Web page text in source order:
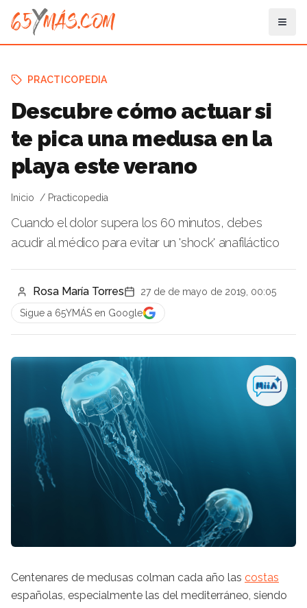
PRACTICOPEDIA
Descubre cómo actuar si
te pica una medusa en la
playa este verano
Inicio Practicopedia
Cuando el dolor supera los 60 minutos, debes
acudir al médico para evitar un 'shock' anafiláctico
Rosa María Torres
27 de de mayo de 2019, 00:05
Sigue a 65YMÁS en Google
Centenares de medusas colman cada año las costas
españolas, especialmente las del mediterráneo, siendo